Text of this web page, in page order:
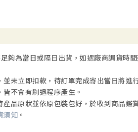
夠為當日或隔日出貨，如遇廠商調貨時
未立即扣款，待訂單完成寄出當日將進
不會有刷退程序產生。
品原狀並依原包裝包好，於收到商品鑑
須知 。